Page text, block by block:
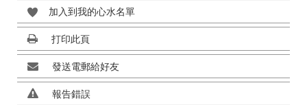
加入到我的心水名單
打印此頁
發送電郵給好友
報告錯誤